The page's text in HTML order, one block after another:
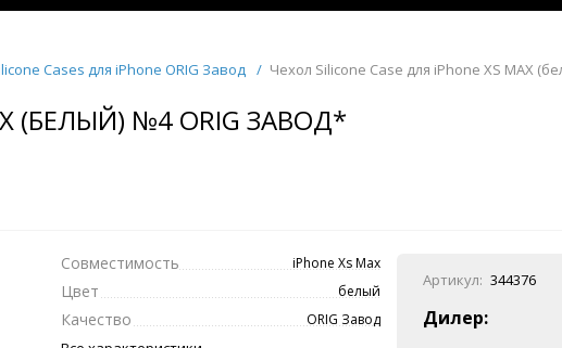
Cases для iPhone ORIG Завод / Чехол Silicone Case для iPhone XS MAX
(БЕЛЫЙ) №4 ORIG ЗАВОД*
Совместимость iPhone Xs Max
Цвет белый
Качество ORIG Завод
Артикул: 344376
Дилер: